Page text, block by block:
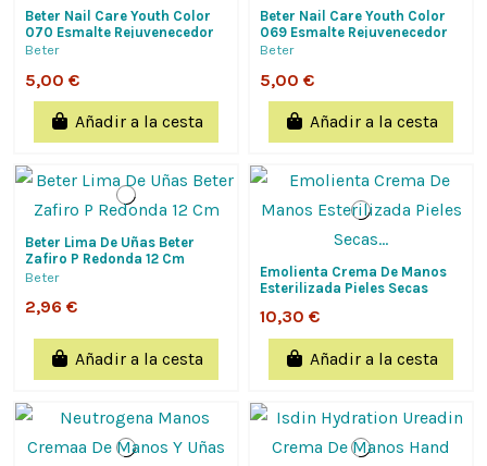
Beter Nail Care Youth Color
070 Esmalte Rejuvenecedor
Beter
5,00 €
Añadir a la cesta
Beter Nail Care Youth Color
069 Esmalte Rejuvenecedor
Beter
5,00 €
Añadir a la cesta
Beter Lima De Uñas Beter
Zafiro P Redonda 12 Cm
Beter
2,96 €
Añadir a la cesta
Emolienta Crema De Manos
Esterilizada Pieles Secas
Laboratorios...
10,30 €
Añadir a la cesta